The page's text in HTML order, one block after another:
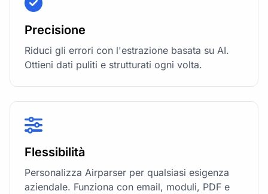
Precisione
Riduci gli errori con l'estrazione basata su AI.
Ottieni dati puliti e strutturati ogni volta.
Flessibilità
Personalizza Airparser per qualsiasi esigenza
aziendale. Funziona con email, moduli, PDF e